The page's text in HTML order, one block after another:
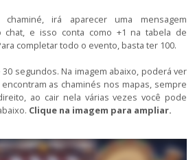
irá aparecer uma mensagem
chat, e isso conta como +1 na tabela de
completar todo o evento, basta ter 100.
segundos. Na imagem abaixo, poderá ver
as chaminés nos mapas, sempre
ao cair nela várias vezes você pode
Clique na imagem para ampliar.